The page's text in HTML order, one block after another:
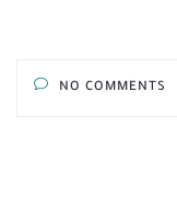
NO COMMENTS